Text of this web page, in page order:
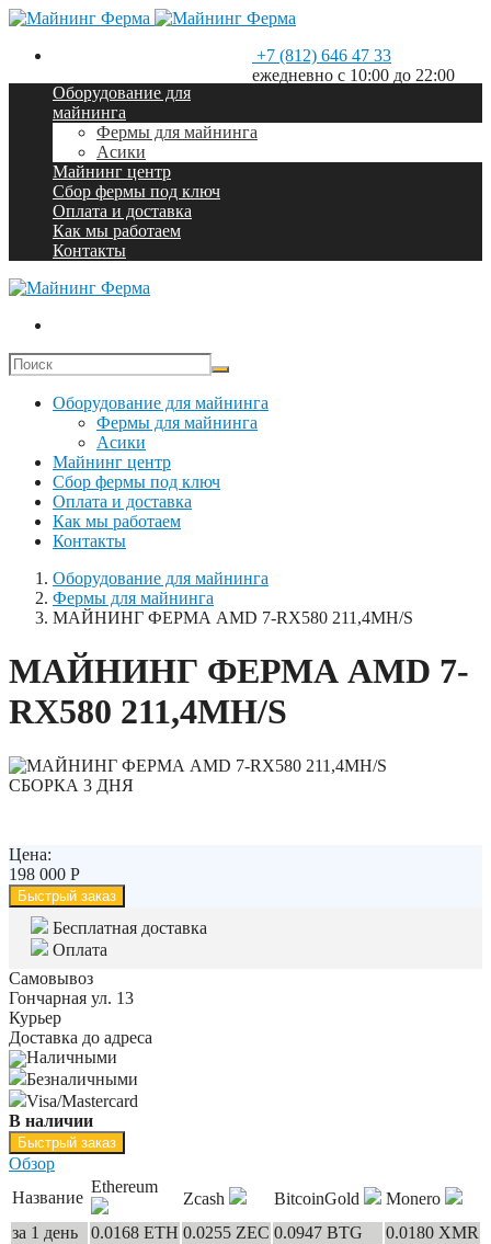
+7 (812) 646 47 33
ежедневно с 10:00 до 22:00
Оборудование для
майнинга
Фермы для майнинга
Асики
Майнинг центр
Сбор фермы под ключ
Оплата и доставка
Как мы работаем
Контакты
Оборудование для майнинга
Фермы для майнинга
Асики
Майнинг центр
Сбор фермы под ключ
Оплата и доставка
Как мы работаем
Контакты
Оборудование для майнинга
Фермы для майнинга
МАЙНИНГ ФЕРМА AMD 7-RX580 211,4MH/S
МАЙНИНГ ФЕРМА AMD 7-
RX580 211,4MH/S
СБОРКА 3 ДНЯ
Цена:
198 000 Р
Быстрый заказ
Бесплатная доставка
Оплата
Самовывоз
Гончарная ул. 13
Курьер
Доставка до адреса
Наличными
Безналичными
Visa/Mastercard
В наличии
Быстрый заказ
Обзор
Название
Ethereum
Zcash BitcoinGold
Monero
за 1 день
0.0168 ETH 0.0255 ZEC 0.0947 BTG
0.0180 XMR